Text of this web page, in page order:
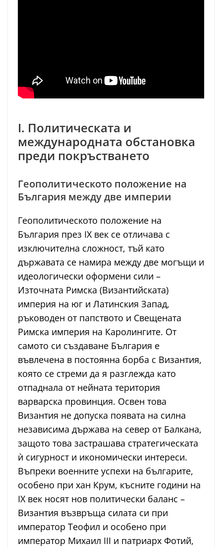
I. Политическата и
международната обстановка
преди покръстването
Геополитическото положение на
България между две империи
Геополитическото положение на
България през IX век се отличава с
изключителна сложност, тъй като
държавата се намира между две могъщи и
идеологически оформени сили –
Източната Римска (Византийската)
империя на юг и Латинския Запад,
ръководен от папството и Свещената
Римска империя на Каролингите. От
самото си създаване България е
въвлечена в постоянна борба с Византия,
която се стреми да я разглежда като
отпаднала от нейната територия
варварска провинция. Освен това
Византия не допуска появата на силна
независима държава на север от Балкана,
защото това застрашава стратегическата
ѝ сигурност и икономически интереси.
Въпреки военните успехи на българите,
особено при хан Крум, късните години на
IX век носят нов политически баланс –
Византия възвръща силата си при
император Теофил и особено при
император Михаил III и патриарх Фотий,